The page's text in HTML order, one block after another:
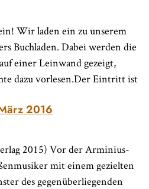
Wir laden ein zu unserem
Buchladen. Dabei werden die
einer Leinwand gezeigt,
dazu vorlesen.Der Eintritt ist
2016
2015) Vor der Arminius-
mit einem gezielten
des gegenüberliegenden